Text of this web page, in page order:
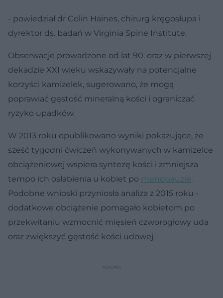
- powiedział dr Colin Haines, chirurg kręgosłupa i
dyrektor ds. badań w Virginia Spine Institute.
Obserwacje prowadzone od lat 90. oraz w pierwszej
dekadzie XXI wieku wskazywały na potencjalne
korzyści kamizelek, sugerowano, że mogą
poprawiać gęstość mineralną kości i ograniczać
ryzyko upadków.
W 2013 roku opublikowano wyniki pokazujące, że
sześć tygodni ćwiczeń wykonywanych w kamizelce
obciążeniowej wspiera syntezę kości i zmniejsza
tempo ich osłabienia u kobiet po menopauzie.
Podobne wnioski przyniosła analiza z 2015 roku -
dodatkowe obciążenie pomagało kobietom po
przekwitaniu wzmocnić mięsień czworogłowy uda
oraz zwiększyć gęstość kości udowej.